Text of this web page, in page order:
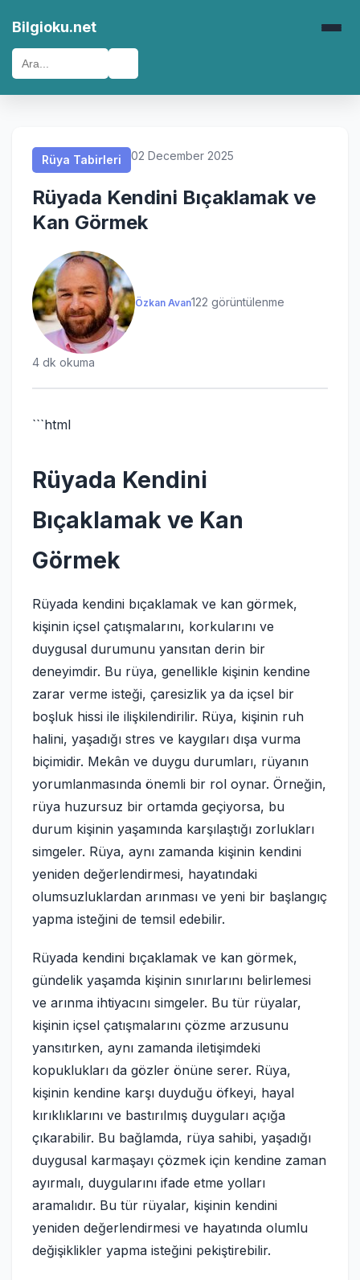
Bilgioku.net
Rüya Tabirleri 02 December 2025
Rüyada Kendini Bıçaklamak ve
Kan Görmek
Özkan Avan122 görüntülenme
4 dk okuma
```html
Rüyada Kendini
Bıçaklamak ve Kan
Görmek
Rüyada kendini bıçaklamak ve kan görmek,
kişinin içsel çatışmalarını, korkularını ve
duygusal durumunu yansıtan derin bir
deneyimdir. Bu rüya, genellikle kişinin kendine
zarar verme isteği, çaresizlik ya da içsel bir
boşluk hissi ile ilişkilendirilir. Rüya, kişinin ruh
halini, yaşadığı stres ve kaygıları dışa vurma
biçimidir. Mekân ve duygu durumları, rüyanın
yorumlanmasında önemli bir rol oynar. Örneğin,
rüya huzursuz bir ortamda geçiyorsa, bu
durum kişinin yaşamında karşılaştığı zorlukları
simgeler. Rüya, aynı zamanda kişinin kendini
yeniden değerlendirmesi, hayatındaki
olumsuzluklardan arınması ve yeni bir başlangıç
yapma isteğini de temsil edebilir.
Rüyada kendini bıçaklamak ve kan görmek,
gündelik yaşamda kişinin sınırlarını belirlemesi
ve arınma ihtiyacını simgeler. Bu tür rüyalar,
kişinin içsel çatışmalarını çözme arzusunu
yansıtırken, aynı zamanda iletişimdeki
kopuklukları da gözler önüne serer. Rüya,
kişinin kendine karşı duyduğu öfkeyi, hayal
kırıklıklarını ve bastırılmış duyguları açığa
çıkarabilir. Bu bağlamda, rüya sahibi, yaşadığı
duygusal karmaşayı çözmek için kendine zaman
ayırmalı, duygularını ifade etme yolları
aramalıdır. Bu tür rüyalar, kişinin kendini
yeniden değerlendirmesi ve hayatında olumlu
değişiklikler yapma isteğini pekiştirebilir.
Rüya Tabirleri
Rüya Tabirleri
Rüya Tabirleri
Rüya Tabirleri